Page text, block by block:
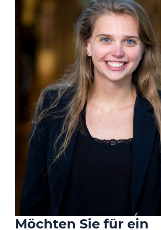
Möchten Sie für ein